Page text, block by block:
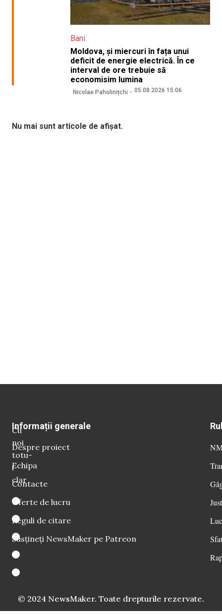
Bani
Moldova, și miercuri în fața unui
deficit de energie electrică. În ce
interval de ore trebuie să
economisim lumina
Nicolae Paholinițchi 05.08.2026 15:06
Nu mai sunt articole de afișat.
Cu
noi
totu-
i
clar
Informații generale
Despre proiect
Echipa
Contacte
Oferte de lucru
Reguli de citare
Susțineți NewsMaker pe Patreon
© 2024 NewsMaker. Toate drepturile rezervate.